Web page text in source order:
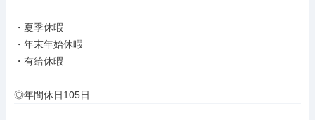
・夏季休暇
・年末年始休暇
・有給休暇
◎年間休日105日